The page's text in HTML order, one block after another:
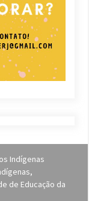
Indígenas
de Educação da